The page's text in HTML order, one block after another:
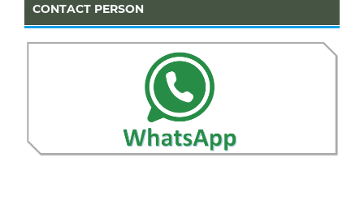
CONTACT PERSON